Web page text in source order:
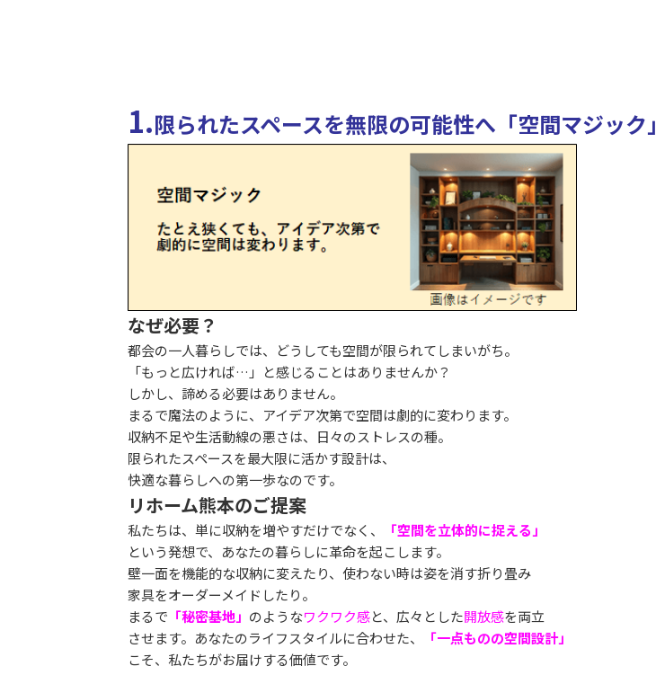
1.限られたスペースを無限の可能性へ「空間マジック」
なぜ必要？
都会の一人暮らしでは、どうしても空間が限られてしまいがち。
「もっと広ければ…」と感じることはありませんか？
しかし、諦める必要はありません。
まるで魔法のように、アイデア次第で空間は劇的に変わります。
収納不足や生活動線の悪さは、日々のストレスの種。
限られたスペースを最大限に活かす設計は、
快適な暮らしへの第一歩なのです。
リホーム熊本のご提案
私たちは、単に収納を増やすだけでなく、
「空間を立体的に捉える」
という発想で、あなたの暮らしに革命を起こします。
壁一面を機能的な収納に変えたり、使わない時は姿を消す折り畳み
家具をオーダーメイドしたり。
まるで 「秘密基地」 のようなワクワク感と、広々とした開放感を両立
させます。あなたのライフスタイルに合わせた、
「一点ものの空間設計」
こそ、私たちがお届けする価値です。